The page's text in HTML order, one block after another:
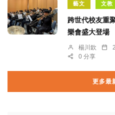
藝文 文教
跨世代校友重
樂會盛大登場
楊川欽
0 分享
更多最